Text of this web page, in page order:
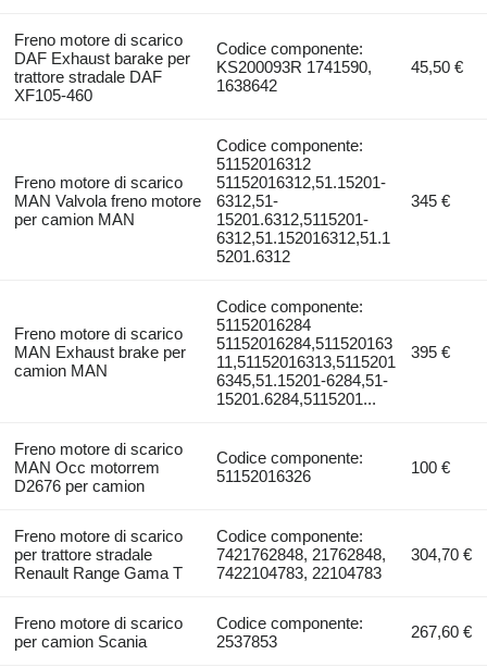
Freno motore di scarico
DAF Exhaust barake per
trattore stradale DAF
XF105-460
Codice componente:
KS200093R 1741590,
1638642
45,50 €
Freno motore di scarico
MAN Valvola freno motore
per camion MAN
Codice componente:
51152016312
51152016312,51.15201-
6312,51-
15201.6312,5115201-
6312,51.152016312,51.1
5201.6312
345 €
Freno motore di scarico
MAN Exhaust brake per
camion MAN
Codice componente:
51152016284
51152016284,511520163
11,51152016313,5115201
6345,51.15201-6284,51-
15201.6284,5115201...
395 €
Freno motore di scarico
MAN Occ motorrem
D2676 per camion
Codice componente:
51152016326
100 €
Freno motore di scarico
per trattore stradale
Renault Range Gama T
Codice componente:
7421762848, 21762848,
7422104783, 22104783
304,70 €
Freno motore di scarico
per camion Scania
Codice componente:
2537853
267,60 €